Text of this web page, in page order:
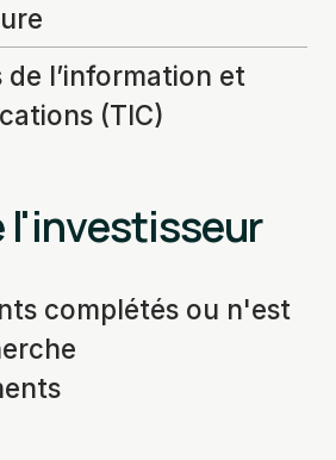
l’information et
(TIC)
l'investisseur
complétés ou n'est